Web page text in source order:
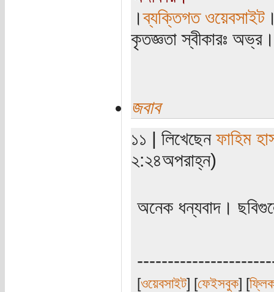
।ব্যক্তিগত ওয়েবসাইট
কৃতজ্ঞতা স্বীকারঃ অভ্র।
জবাব
১১ | লিখেছেন ফাহিম
২:২৪অপরাহ্ন)
অনেক ধন্যবাদ।
[ওয়েবসাইট] [ফেইসবুক] [